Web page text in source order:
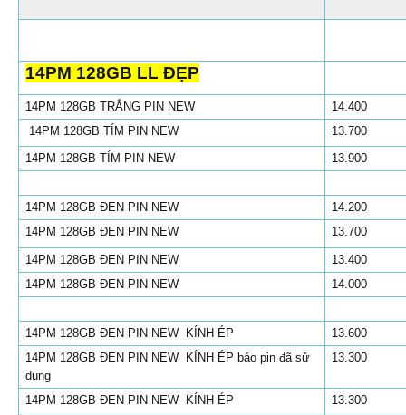
14PM 128GB LL ĐẸP
14PM 128GB TRẮNG PIN NEW
14.400
14PM 128GB TÍM PIN NEW
13.700
14PM 128GB TÍM PIN NEW
13.900
14PM 128GB ĐEN PIN NEW
14.200
14PM 128GB ĐEN PIN NEW
13.700
14PM 128GB ĐEN PIN NEW
13.400
14PM 128GB ĐEN PIN NEW
14.000
14PM 128GB ĐEN PIN NEW KÍNH ÉP
13.600
14PM 128GB ĐEN PIN NEW KÍNH ÉP báo pin đã sử
dụng
13.300
14PM 128GB ĐEN PIN NEW KÍNH ÉP 13.300